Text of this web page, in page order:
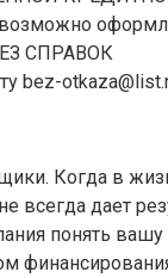
СПРАВОК
bez-
Когда в
всегда дает
понять вашу